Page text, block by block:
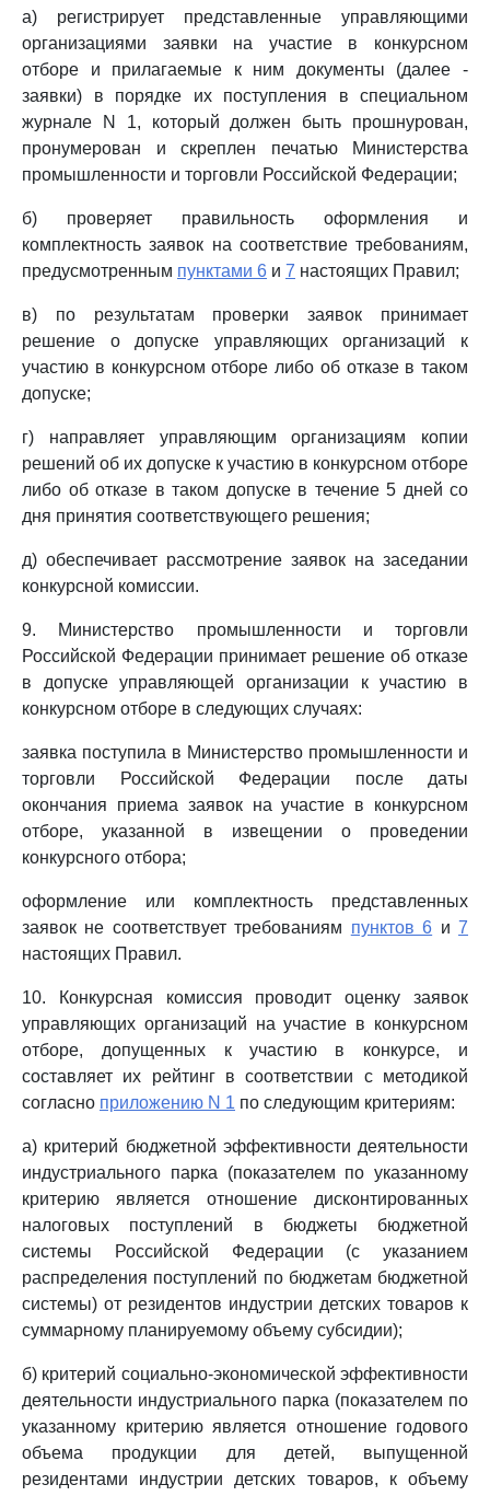
а) регистрирует представленные управляющими
организациями заявки на участие в конкурсном
отборе и прилагаемые к ним документы (далее -
заявки) в порядке их поступления в специальном
журнале N 1, который должен быть прошнурован,
пронумерован и скреплен печатью Министерства
промышленности и торговли Российской Федерации;
б) проверяет правильность оформления и
комплектность заявок на соответствие требованиям,
предусмотренным пунктами 6 и 7 настоящих Правил;
в) по результатам проверки заявок принимает
решение о допуске управляющих организаций к
участию в конкурсном отборе либо об отказе в таком
допуске;
г) направляет управляющим организациям копии
решений об их допуске к участию в конкурсном отборе
либо об отказе в таком допуске в течение 5 дней со
дня принятия соответствующего решения;
д) обеспечивает рассмотрение заявок на заседании
конкурсной комиссии.
9. Министерство промышленности и торговли
Российской Федерации принимает решение об отказе
в допуске управляющей организации к участию в
конкурсном отборе в следующих случаях:
заявка поступила в Министерство промышленности и
торговли Российской Федерации после даты
окончания приема заявок на участие в конкурсном
отборе, указанной в извещении о проведении
конкурсного отбора;
оформление или комплектность представленных
заявок не соответствует требованиям пунктов 6 и7
настоящих Правил.
10. Конкурсная комиссия проводит оценку заявок
управляющих организаций на участие в конкурсном
отборе, допущенных к участию в конкурсе, и
составляет их рейтинг в соответствии с методикой
согласно приложению N 1 по следующим критериям:
а) критерий бюджетной эффективности деятельности
индустриального парка (показателем по указанному
критерию является отношение дисконтированных
налоговых поступлений в бюджеты бюджетной
системы Российской Федерации (с указанием
распределения поступлений по бюджетам бюджетной
системы) от резидентов индустрии детских товаров к
суммарному планируемому объему субсидии);
б) критерий социально-экономической эффективности
деятельности индустриального парка (показателем по
указанному критерию является отношение годового
объема продукции для детей, выпущенной
резидентами индустрии детских товаров, к объему